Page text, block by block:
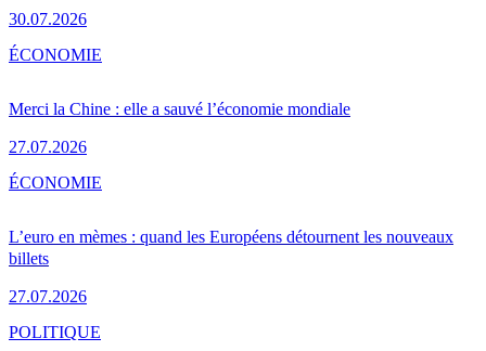
30.07.2026
Merci la Chine : elle a sauvé l’économie mondiale
27.07.2026
ÉCONOMIE
L’euro en mèmes : quand les Européens détournent les nouveaux
billets
27.07.2026
ÉCONOMIE
POLITIQUE